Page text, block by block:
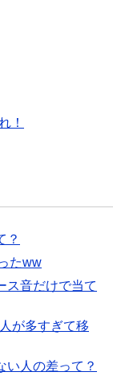
！
？
たww
ス音だけで当て
が多すぎて移
い人の差って？